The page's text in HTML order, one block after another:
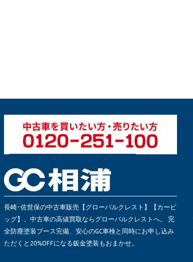
長崎･佐世保の中古車販売【グローバルクレスト】【カービ
ッグ】、中古車の高値買取ならグローバルクレストへ。 完
全防塵塗装ブース完備、安心のGC車検と同時にお申し込み
ただくと20%OFFになる鈑金塗装もおまかせ。